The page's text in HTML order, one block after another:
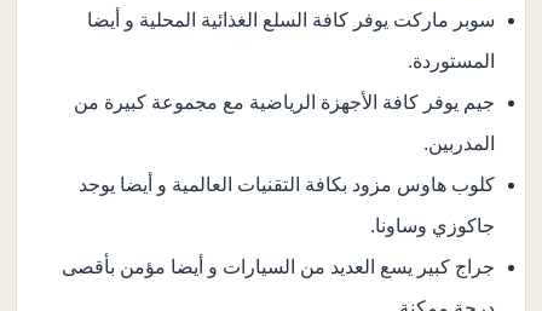
سوبر ماركت يوفر كافة السلع الغذائية المحلية و أيضا
المستوردة.
جيم يوفر كافة الأجهزة الرياضية مع مجموعة كبيرة من
المدربين.
كلوب هاوس مزود بكافة التقنيات العالمية و أيضا يوجد
جاكوزي وساونا.
جراج كبير يسع العديد من السيارات و أيضا مؤمن بأقصى